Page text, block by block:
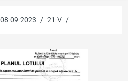
08-09-2023 21-V